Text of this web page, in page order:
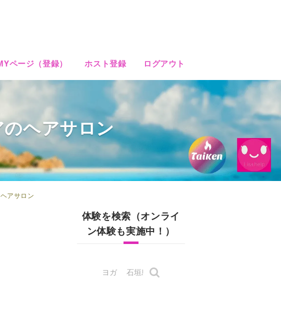
ページ（登録） ホスト登録 ログアウト
ヘアサロン
アサロン
体験を検索（オンライ
ン体験も実施中！）